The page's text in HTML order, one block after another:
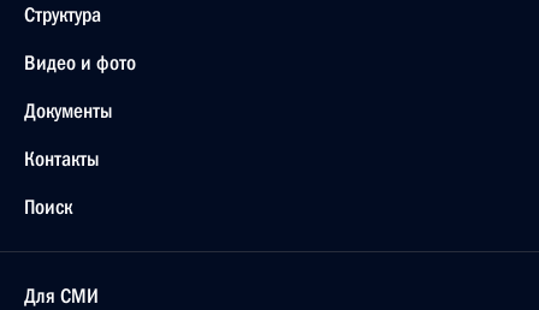
Структура
Видео и фото
Документы
Контакты
Поиск
Для СМИ